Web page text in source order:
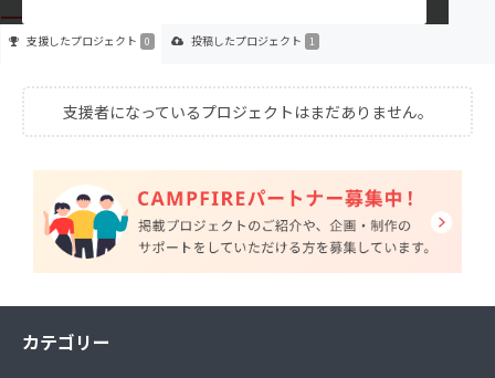
支援したプロジェクト 0 投稿したプロジェクト 1
支援者になっているプロジェクトはまだありません。
カテゴリー